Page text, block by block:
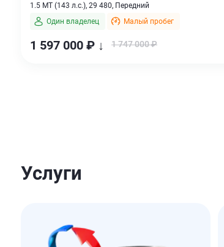
1.5 MT (143 л.с.), 29 480, Передний
Один владелец
Малый пробег
1 597 000 ₽ ↓ 1 747 000 ₽
Услуги